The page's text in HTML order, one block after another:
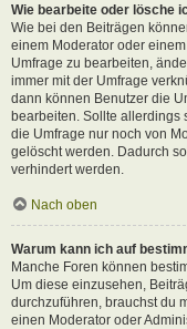
Wie bearbeite oder lösche
Wie bei den Beiträgen
einem Moderator oder
Umfrage zu bearbeiten,
immer mit der Umfrage
dann können Benutzer die
bearbeiten. Sollte allerdings
die Umfrage nur noch von
gelöscht werden. Dadurch
verhindert werden.
Nach oben
Warum kann ich auf
Manche Foren können
Um diese einzusehen,
durchzuführen, brauchst du
einen Moderator oder